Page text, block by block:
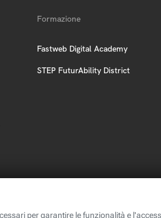
Formazione
Fastweb Digital Academy
STEP FuturAbility District